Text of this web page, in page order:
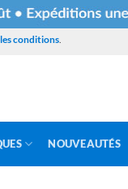
conditions.
NOUVEAUTÉS